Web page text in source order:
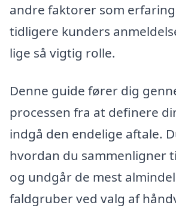
andre faktorer som
tidligere kunders
lige så vigtig rolle.
Denne guide fører dig
processen fra at definere
indgå den endelige aftale.
hvordan du sammenligner
og undgår de mest
faldgruber ved valg af